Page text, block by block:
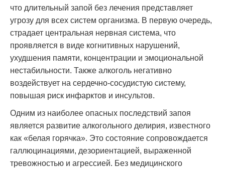
что длительный запой без лечения представляет
угрозу для всех систем организма. В первую очередь,
страдает центральная нервная система, что
проявляется в виде когнитивных нарушений,
ухудшения памяти, концентрации и эмоциональной
нестабильности. Также алкоголь негативно
воздействует на сердечно-сосудистую систему,
повышая риск инфарктов и инсультов.
Одним из наиболее опасных последствий запоя
является развитие алкогольного делирия, известного
как «белая горячка». Это состояние сопровождается
галлюцинациями, дезориентацией, выраженной
тревожностью и агрессией. Без медицинского